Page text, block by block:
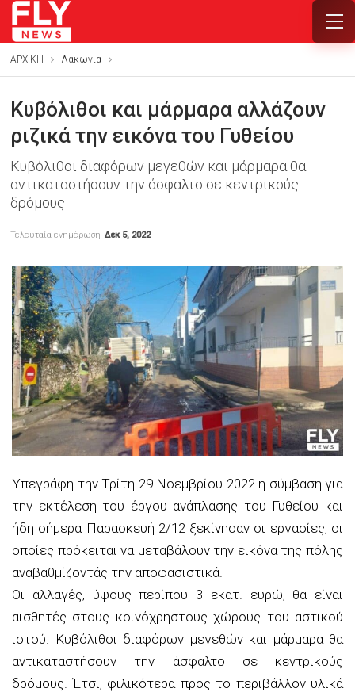
ΑΡΧΙΚΗ Λακωνία
Κυβόλιθοι και μάρμαρα αλλάζουν
ριζικά την εικόνα του Γυθείου
Κυβόλιθοι διαφόρων μεγεθών και μάρμαρα θα
αντικαταστήσουν την άσφαλτο σε κεντρικούς
δρόμους
Τελευταία ενημέρωση Δεκ 5, 2022
Υπεγράφη την Τρίτη 29 Νοεμβρίου 2022 η σύμβαση για
την εκτέλεση του έργου ανάπλασης του Γυθείου και
ήδη σήμερα Παρασκευή 2/12 ξεκίνησαν οι εργασίες, οι
οποίες πρόκειται να μεταβάλουν την εικόνα της πόλης
αναβαθμίζοντάς την αποφασιστικά.
Οι αλλαγές, ύψους περίπου 3 εκατ. ευρώ, θα είναι
αισθητές στους κοινόχρηστους χώρους του αστικού
ιστού. Κυβόλιθοι διαφόρων μεγεθών και μάρμαρα θα
αντικαταστήσουν την άσφαλτο σε κεντρικούς
δρόμους. Έτσι, φιλικότερα προς το περιβάλλον υλικά